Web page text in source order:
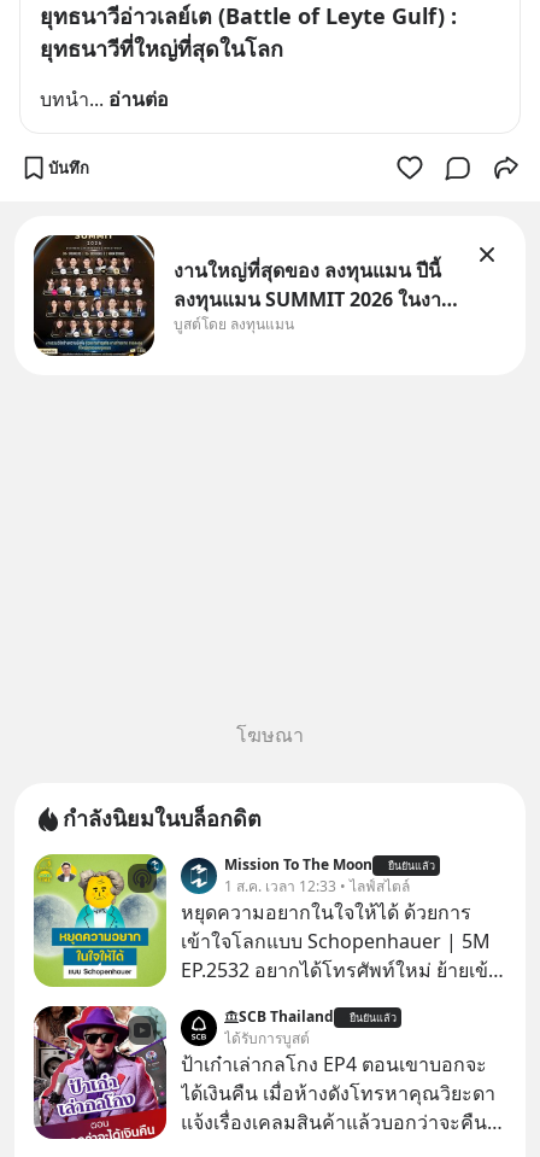
ยุทธนาวีอ่าวเลย์เต (Battle of Leyte Gulf) :
ยุทธนาวีที่ใหญ่ที่สุดในโลก
บทนำ... อ่านต่อ
บันทึก
งานใหญ่ที่สุดของ ลงทุนแมน ปีนี้
ลงทุนแมน SUMMIT 2026 ในงาน
นี้จะมีเจ้าของธุรกิจ Dr.PONG,
บูสต์โดย ลงทุนแมน
โฆษณา
กำลังนิยมในบล็อกดิต
Mission To The Moon ยืนยันแล้ว
1 ส.ค. เวลา 12:33 • ไลฟ์สไตล์
หยุดความอยากในใจให้ได้ ด้วยการ
เข้าใจโลกแบบ Schopenhauer | 5M
EP.2532 อยากได้โทรศัพท์ใหม่ ย้ายเข้า
เคยสงสัยไหมว่าทำไมพอได้ของที่อยาก
ได้มาแล้วความสุขนั้นกลับอยู่กับเราได้
ไม่นาน? นี่คือกลไกพื้นฐานของมนุษย์ที่
Arthur Schopenhauer นักปรัชญา
SCB Thailand ยืนยันแล้ว
ได้รับการบูสต์
ป้าเก๋าเล่ากลโกง EP4 ตอนเขาบอกจะ
ได้เงินคืน เมื่อห้างดังโทรหาคุณวิยะดา
แจ้งเรื่องเคลมสินค้าแล้วบอกว่าจะคืน